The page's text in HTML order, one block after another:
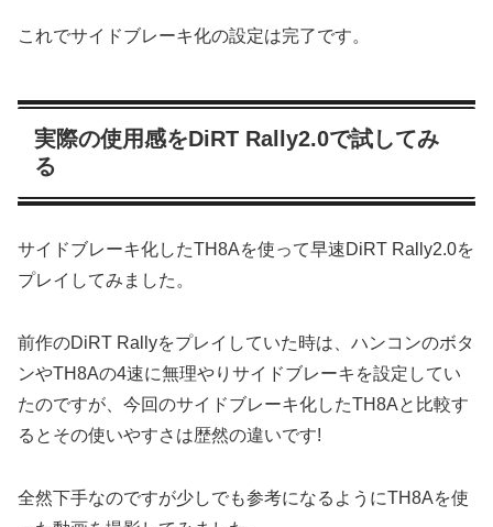
これでサイドブレーキ化の設定は完了です。
実際の使用感をDiRT Rally2.0で試してみ
る
サイドブレーキ化したTH8Aを使って早速DiRT Rally2.0を
プレイしてみました。
前作のDiRT Rallyをプレイしていた時は、ハンコンのボタ
ンやTH8Aの4速に無理やりサイドブレーキを設定してい
たのですが、今回のサイドブレーキ化したTH8Aと比較す
るとその使いやすさは歴然の違いです!
全然下手なのですが少しでも参考になるようにTH8Aを使